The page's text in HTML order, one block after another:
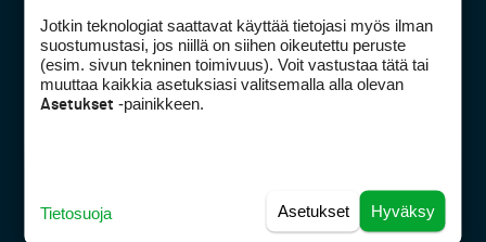
Golfpisteen yhteystiedot
DSA avoimuusraportti
Asiakaspalvelu
(digi) digi@otavamedia.fi
Jotkin teknologiat saattavat käyttää tietojasi myös ilman
suostumustasi, jos niillä on siihen oikeutettu peruste
(esim. sivun tekninen toimivuus). Voit vastustaa tätä tai
muuttaa kaikkia asetuksiasi valitsemalla alla olevan
Asetukset -painikkeen.
Hyväksy
Asetukset
Tietosuoja